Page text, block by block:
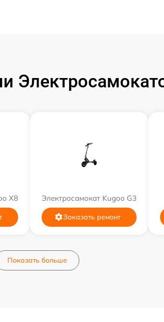
X8 Электросамокат Kugoo G3
Заказать ремонт
Показать больше